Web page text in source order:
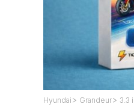
Hyundai > Grandeur> 3.3 i